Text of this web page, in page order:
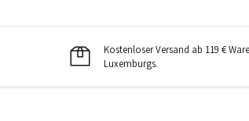
Kostenloser Versand ab 119 €
Luxemburgs.